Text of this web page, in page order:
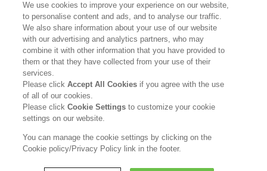
首頁 關於花王
可持續發展 創新研發
品牌資訊
徵才資訊
使用規範 Social Media Policy
We use cookies to improve your experience on our website,
to personalise content and ads, and to analyse our traffic.
We also share information about your use of our website
with our advertising and analytics partners, who may
combine it with other information that you have provided to
them or that they have collected from your use of their
services.
Please clickAccept All Cookies if you agree with the use
of all of our cookies.
Please clickCookie Settingsto customize your cookie
settings on our website.
You can manage the cookie settings by clicking on the
Cookie policy/Privacy Policy link in the footer.